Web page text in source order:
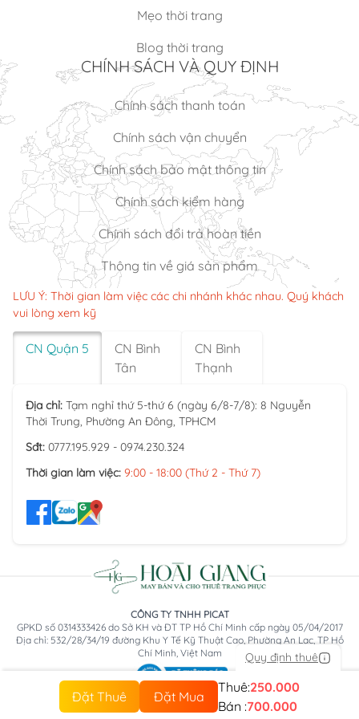
Quy định thuê
Đặt Thuê Đặt Mua
Thuê:250.000
Bán :700.000
Mẹo thời trang
Blog thời trang
CHÍNH SÁCH VÀ QUY ĐỊNH
Chính sách thanh toán
Chính sách vận chuyển
Chính sách bảo mật thông tin
Chính sách kiểm hàng
Chính sách đổi trả hoàn tiền
Thông tin về giá sản phẩm
LƯU Ý: Thời gian làm việc các chi nhánh khác nhau. Quý khách
vui lòng xem kỹ
CN Quận 5
CN Bình
Tân
CN Bình
Thạnh
Địa chỉ: Tạm nghỉ thứ 5-thứ 6 (ngày 6/8-7/8): 8 Nguyễn
Thời Trung, Phường An Đông, TPHCM
Sđt: 0777.195.929 - 0974.230.324
Thời gian làm việc: 9:00 - 18:00 (Thứ 2 - Thứ 7)
CÔNG TY TNHH PICAT
GPKD số 0314333426 do Sở KH và ĐT TP Hồ Chí Minh cấp ngày 05/04/2017
Địa chỉ: 532/28/34/19 đường Khu Y Tế Kỹ Thuật Cao, Phường An Lạc, TP Hồ
Chí Minh, Việt Nam